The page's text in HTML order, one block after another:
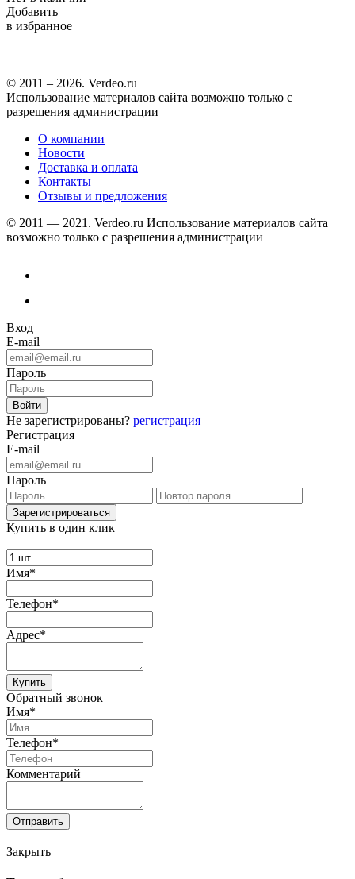
Добавить
в избранное
© 2011 – 2026. Verdeo.ru
Использование материалов сайта возможно только с
разрешения администрации
О компании
Новости
Доставка и оплата
Контакты
Отзывы и предложения
© 2011 — 2021. Verdeo.ru Использование материалов сайта
возможно только с разрешения администрации
Вход
E-mail
Пароль
Не зарегистрированы? регистрация
Регистрация
E-mail
Пароль
Купить в один клик
Имя*
Телефон*
Адрес*
Купить
Обратный звонок
Имя*
Телефон*
Комментарий
Отправить
Закрыть